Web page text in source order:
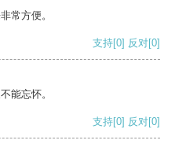
常方便。
支持[0] 反对[0]
能忘怀。
支持[0] 反对[0]